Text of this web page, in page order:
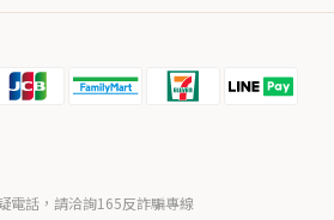
電話，請洽詢165反詐騙專線